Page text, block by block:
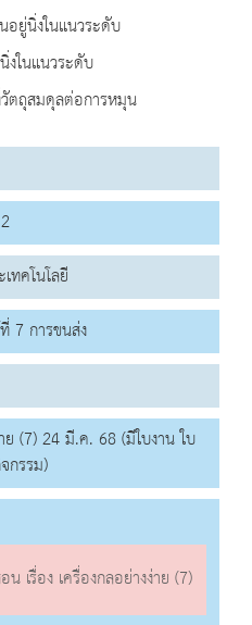
อยู่นิ่งในแนวระดับ
งในแนวระดับ
ตถุสมดุลต่อการหมุน
ทคโนโลยี
7 การขนส่ง
ย (7) 24 มี.ค. 68 (มีใบงาน ใบ
กรรม)
เรื่อง เครื่องกลอย่างง่าย (7)